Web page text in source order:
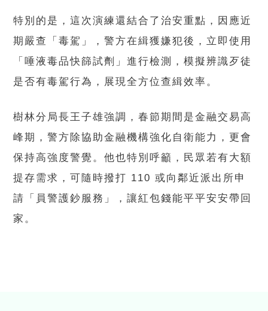
特別的是，這次演練還結合了治安重點，因應近
期嚴查「毒駕」，警方在緝獲嫌犯後，立即使用
「唾液毒品快篩試劑」進行檢測，模擬辨識歹徒
是否有毒駕行為，展現全方位查緝效率。
樹林分局長王子雄強調，春節期間是金融交易高
峰期，警方除協助金融機構強化自衛能力，更會
保持高強度警覺。他也特別呼籲，民眾若有大額
提存需求，可隨時撥打 110 或向鄰近派出所申
請「員警護鈔服務」，讓紅包錢能平平安安帶回
家。